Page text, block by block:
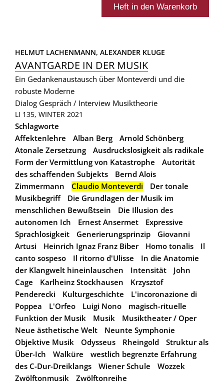
HELMUT LACHENMANN, ALEXANDER KLUGE
AVANTGARDE IN DER MUSIK
Ein Gedankenaustausch über Monteverdi und die
robuste Moderne
Dialog Gespräch / Interview Musiktheorie
LI 135, WINTER 2021
Schlagworte
Affektenlehre
Alban Berg
Arnold Schönberg
Atonale Zersetzung
Ausdruckslosigkeit als radikale
Form der Vermittlung von Katastrophe
Autorität
des schaffenden Subjekts
Bernd Alois
Zimmermann
Claudio Monteverdi
Der tonale
Musikbegriff
Die Grundlagen der Musik im
menschlichen Bewußtsein
Die Illusion des
autonomen Ich
Ernest Ansermet
Expressive
Sprachlosigkeit
Generierungsprinzip
Giovanni
Artusi
Heinrich Ignaz Franz Biber Homo tonalis
Il
canto sospeso
Il ritorno d'Ulisse
In die Anatomie
der Klangwelt hineinlauschen
Intensität
John
Cage
Karlheinz Stockhausen
Krzysztof
Penderecki
Kulturgeschichte
L'incoronazione di
Poppea
L'Orfeo Luigi Nono
magisch-rituelle
Funktion der Musik
Musik
Musiktheater / Oper
Neue ästhetische Welt
Neunte Symphonie
Objektive Musik
Odysseus Rheingold
Struktur als
Über-Ich
Walküre
westlich begrenzte Erfahrung
des C-Dur-Dreiklangs
Wiener Schule
Wozzek
Zwölftonmusik
Zwölftonreihe